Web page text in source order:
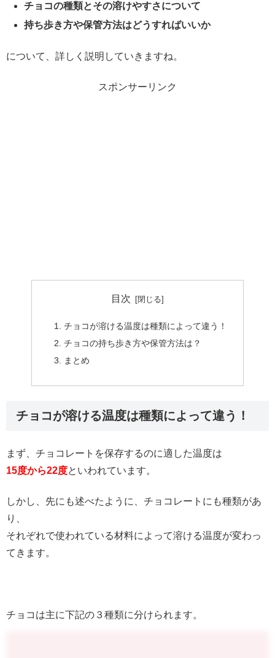
チョコの種類とその溶けやすさについて
持ち歩き方や保管方法はどうすればいいか
について、詳しく説明していきますね。
スポンサーリンク
目次
チョコが溶ける温度は種類によって違う！
チョコの持ち歩き方や保管方法は？
まとめ
チョコが溶ける温度は種類によって違う！
まず、チョコレートを保存するのに適した温度は
15度から22度といわれています。
しかし、先にも述べたように、チョコレートにも種類があ
り、
それぞれで使われている材料によって溶ける温度が変わっ
てきます。
チョコは主に下記の３種類に分けられます。